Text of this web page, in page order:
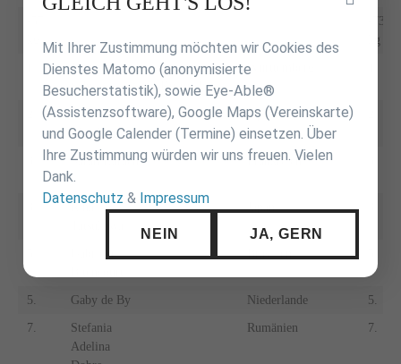
-73
kg
Jennifer
Schwille
Sportcentrum
Kustusch
Württemberg
Kanna
Murakami
Japan
Sarah Harachi Frankreich
Rina
Japan
Gabriela
Brasilien
5. Gaby de By Niederlande 5.
7.
Stefania
Adelina
Rumänien 7.
Mit Ihrer Zustimmung möchten wir Cookies des
Dienstes Matomo (anonymisierte
Besucherstatistik), sowie Eye-Able®
(Assistenzsoftware), Google Maps (Vereinskarte)
und Google Calender (Termine) einsetzen. Über
Ihre Zustimmung würden wir uns freuen. Vielen
Dank.
Datenschutz & Impressum
NEIN JA, GERN